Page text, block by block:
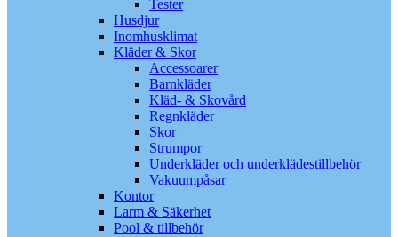
Tester
Husdjur
Inomhusklimat
Kläder & Skor
Accessoarer
Barnkläder
Kläd- & Skovård
Regnkläder
Skor
Strumpor
Underkläder och underklädestillbehör
Vakuumpåsar
Kontor
Larm & Säkerhet
Pool & tillbehör